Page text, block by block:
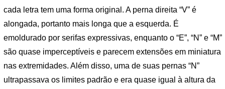
cada letra tem uma forma original. A perna direita “V” é
alongada, portanto mais longa que a esquerda. É
emoldurado por serifas expressivas, enquanto o “E”, “N” e “M”
são quase imperceptíveis e parecem extensões em miniatura
nas extremidades. Além disso, uma de suas pernas “N”
ultrapassava os limites padrão e era quase igual à altura da